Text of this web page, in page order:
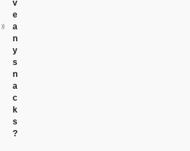
v
e
a
n
y
s
n
a
c
k
s
?